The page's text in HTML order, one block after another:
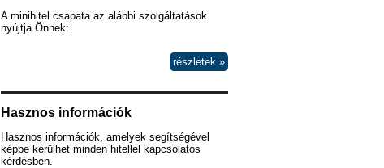
A minihitel csapata az alábbi szolgáltatások
nyújtja Önnek:
részletek »
Hasznos információk
Hasznos információk, amelyek segítségével
képbe kerülhet minden hitellel kapcsolatos
kérdésben.